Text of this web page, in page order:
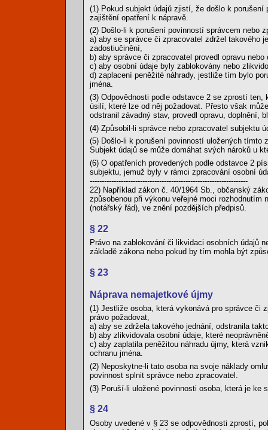
(1) Pokud subjekt údajů zjistí, že došlo k
zajištění opatření k nápravě.
(2) Došlo-li k porušení povinností správcem nebo
a) aby se správce či zpracovatel zdržel takového
zadostiučinění,
b) aby správce či zpracovatel provedl opravu
c) aby osobní údaje byly zablokovány nebo
d) zaplacení peněžité náhrady, jestliže tím bylo
jména.
(3) Odpovědnosti podle odstavce 2 se zprostí
úsilí, které lze od něj požadovat. Přesto však
odstranil závadný stav, provedl opravu, doplnění,
(4) Způsobil-li správce nebo zpracovatel subjektu
(5) Došlo-li k porušení povinností uložených tímto
Subjekt údajů se může domáhat svých nároků u
(6) O opatřeních provedených podle odstavce 2
subjektu, jemuž byly v rámci zpracování osobní
------------------------------------------------------------------
22) Například zákon č. 40/1964 Sb., občanský
způsobenou při výkonu veřejné moci
(notářský řád), ve znění pozdějších předpisů.
§ 22
Právo na zablokování či likvidaci osobních údajů
základě zákona nebo pokud by tím mohla být
§ 23
Náprava nemajetkové újmy
(1) Jestliže osoba, která vykonává pro správce či
právo požadovat,
a) aby se zdržela takového jednání, odstranila
b) aby zlikvidovala osobní údaje, které
c) aby zaplatila peněžitou náhradu újmy, která
ochranu jména.
(2) Neposkytne-li tato osoba na svoje náklady
povinnost splnit správce nebo zpracovatel.
(3) Poruší-li uložené povinnosti osoba, která je ke
§ 24
Osoby uvedené v § 23 se odpovědnosti zprostí,